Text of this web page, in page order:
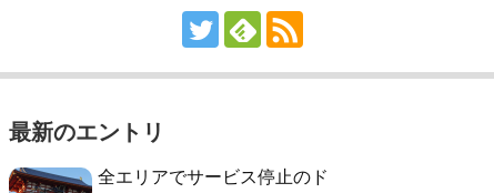
最新のエントリ
全エリアでサービス停止のド